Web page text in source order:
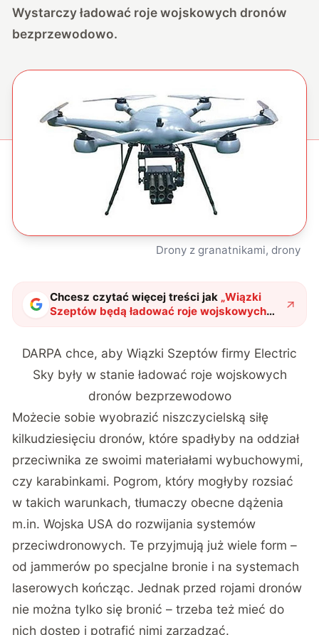
Wystarczy ładować roje wojskowych dronów
bezprzewodowo.
Drony z granatnikami, drony
Chcesz czytać więcej treści jak „Wiązki
Szeptów będą ładować roje wojskowych
dronów bezprzewodowo"?
DARPA chce, aby Wiązki Szeptów firmy Electric
Sky były w stanie ładować roje wojskowych
dronów bezprzewodowo
Możecie sobie wyobrazić niszczycielską siłę
kilkudziesięciu dronów, które spadłyby na oddział
przeciwnika ze swoimi materiałami wybuchowymi,
czy karabinkami. Pogrom, który mogłyby rozsiać
w takich warunkach, tłumaczy obecne dążenia
m.in. Wojska USA do rozwijania systemów
przeciwdronowych. Te przyjmują już wiele form –
od jammerów po specjalne bronie i na systemach
laserowych kończąc. Jednak przed rojami dronów
nie można tylko się bronić – trzeba też mieć do
nich dostęp i potrafić nimi zarządzać.